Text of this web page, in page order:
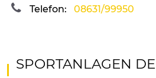
Telefon: 08631/99950
SPORTANLAGEN